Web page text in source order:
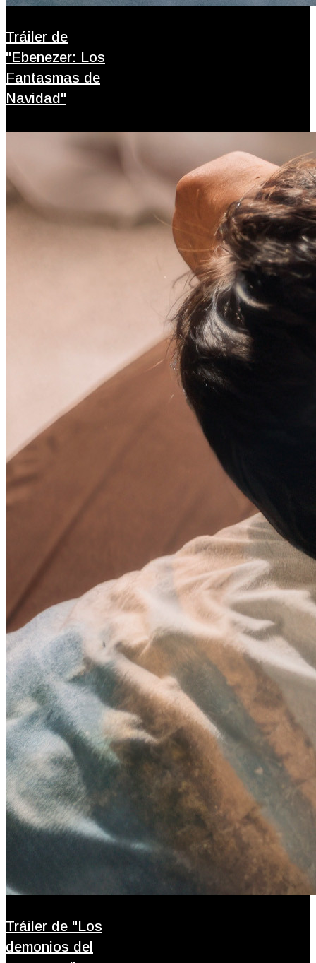
Tráiler de
"Ebenezer: Los
Fantasmas de
Navidad"
Tráiler de "Los
demonios del